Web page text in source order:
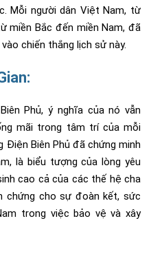
Mỗi người dân Việt Nam, từ
miền Bắc đến miền Nam, đã
chiến thắng lịch sử này.
Phủ, ý nghĩa của nó vẫn
mãi trong tâm trí của mỗi
Điện Biên Phủ đã chứng minh
là biểu tượng của lòng yêu
cao cả của các thế hệ cha
chứng cho sự đoàn kết, sức
trong việc bảo vệ và xây